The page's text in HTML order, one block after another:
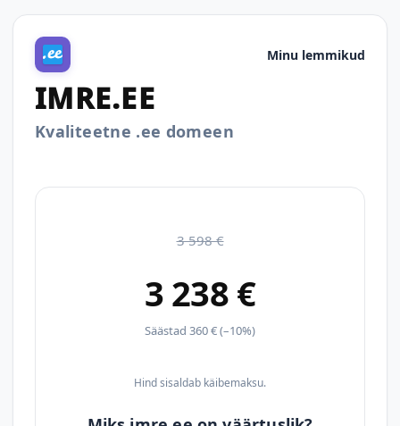
Minu lemmikud
IMRE.EE
Kvaliteetne .ee domeen
3 598 €
3 238 €
Säästad 360 € (–10%)
Hind sisaldab käibemaksu.